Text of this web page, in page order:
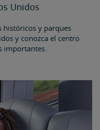
Unidos
históricos y parques
y conozca el centro
importantes.